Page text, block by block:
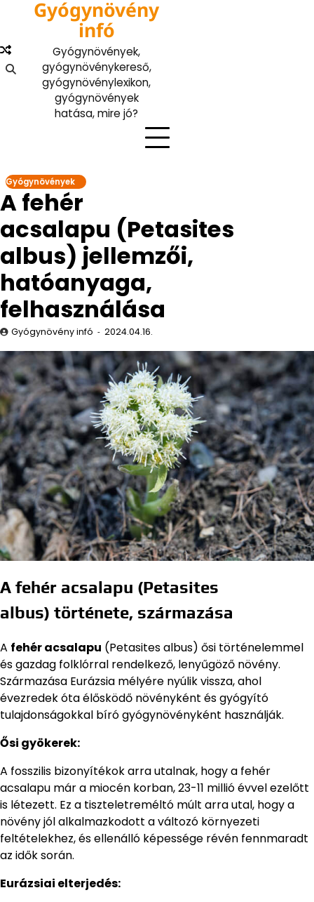
content
Gyógynövény
infó
Gyógynövények,
gyógynövénykereső,
gyógynövénylexikon,
gyógynövények
hatása, mire jó?
Gyógynövények
A fehér
acsalapu (Petasites
albus) jellemzői,
hatóanyaga,
felhasználása
Gyógynövény infó 2024.04.16.
A fehér acsalapu (Petasites
albus) története, származása
A fehér acsalapu (Petasites albus) ősi történelemmel
és gazdag folklórral rendelkező, lenyűgöző növény.
Származása Eurázsia mélyére nyúlik vissza, ahol
évezredek óta élősködő növényként és gyógyító
tulajdonságokkal bíró gyógynövényként használják.
Ősi gyökerek:
A fosszilis bizonyítékok arra utalnak, hogy a fehér
acsalapu már a miocén korban, 23-11 millió évvel ezelőtt
is létezett. Ez a tiszteletreméltó múlt arra utal, hogy a
növény jól alkalmazkodott a változó környezeti
feltételekhez, és ellenálló képessége révén fennmaradt
az idők során.
Eurázsiai elterjedés: